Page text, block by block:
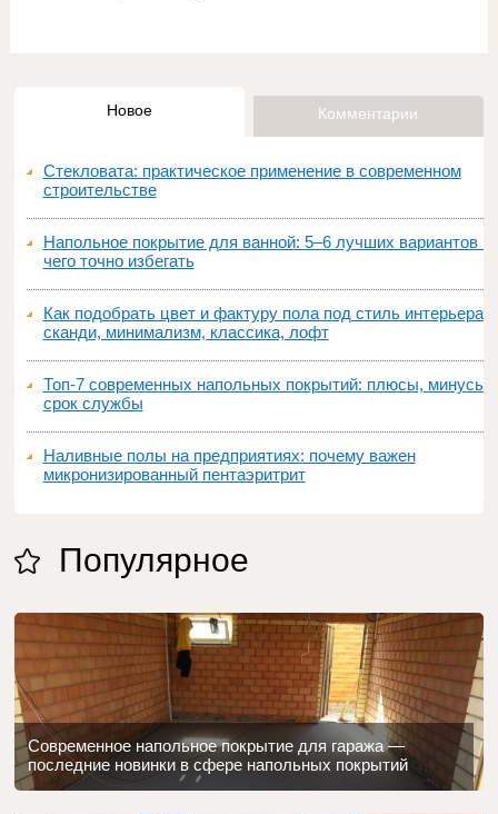
Новое Комментарии
Стекловата: практическое применение в современном
строительстве
Напольное покрытие для ванной: 5–6 лучших вариантов и
чего точно избегать
Как подобрать цвет и фактуру пола под стиль интерьера:
сканди, минимализм, классика, лофт
Топ‑7 современных напольных покрытий: плюсы, минусы,
срок службы
Наливные полы на предприятиях: почему важен
микронизированный пентаэритрит
Популярное
Современное напольное покрытие для гаража —
последние новинки в сфере напольных покрытий